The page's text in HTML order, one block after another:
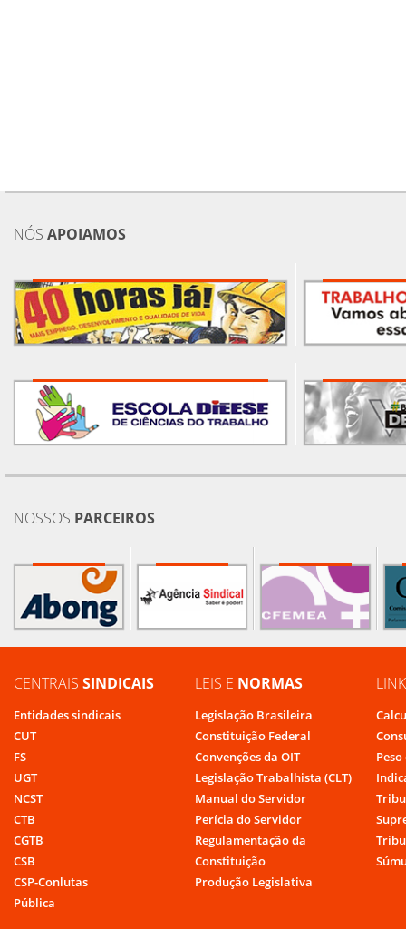
NÓS APOIAMOS
NOSSOS PARCEIROS
CENTRAIS SINDICAIS
Entidades sindicais
CUT
FS
UGT
NCST
CTB
CGTB
CSB
CSP-Conlutas
Pública
LEIS E NORMAS
Legislação Brasileira
Constituição Federal
Convenções da OIT
Legislação Trabalhista (CLT)
Manual do Servidor
Perícia do Servidor
Regulamentação da
Constituição
Produção Legislativa